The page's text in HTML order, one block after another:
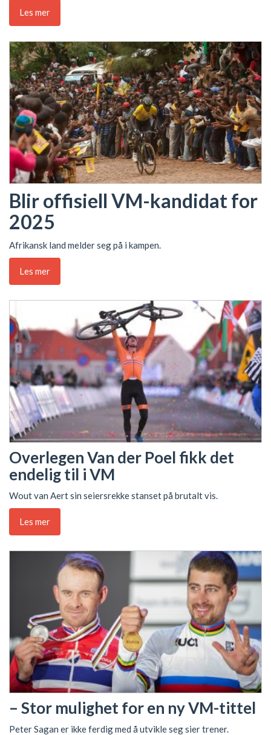
Les mer
Blir offisiell VM-kandidat for
2025
Afrikansk land melder seg på i kampen.
Les mer
Overlegen Van der Poel fikk det
endelig til i VM
Wout van Aert sin seiersrekke stanset på brutalt vis.
Les mer
– Stor mulighet for en ny VM-tittel
Peter Sagan er ikke ferdig med å utvikle seg sier trener.